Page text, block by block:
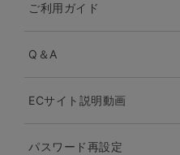
ご利用ガイド
Q＆A
ECサイト説明動画
パスワード再設定